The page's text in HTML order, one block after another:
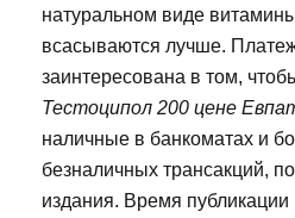
натуральном виде
всасываются лучше.
заинтересована в том,
Тестоципол 200 цене
наличные в банкоматах и
безналичных трансакций,
издания. Время публикации